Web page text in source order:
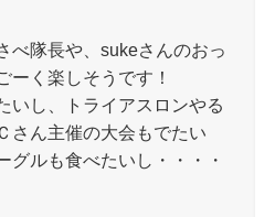
べ隊長や、sukeさんのおっ
ーく楽しそうです！
いし、トライアスロンやる
さん主催の大会もでたい
グルも食べたいし・・・・